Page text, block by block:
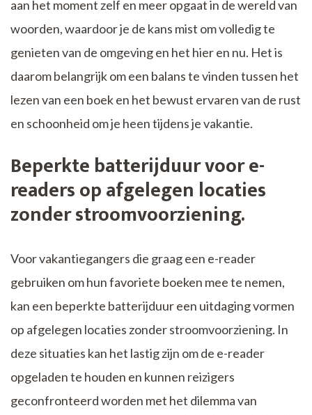
aan het moment zelf en meer opgaat in de wereld van
woorden, waardoor je de kans mist om volledig te
genieten van de omgeving en het hier en nu. Het is
daarom belangrijk om een balans te vinden tussen het
lezen van een boek en het bewust ervaren van de rust
en schoonheid om je heen tijdens je vakantie.
Beperkte batterijduur voor e-
readers op afgelegen locaties
zonder stroomvoorziening.
Voor vakantiegangers die graag een e-reader
gebruiken om hun favoriete boeken mee te nemen,
kan een beperkte batterijduur een uitdaging vormen
op afgelegen locaties zonder stroomvoorziening. In
deze situaties kan het lastig zijn om de e-reader
opgeladen te houden en kunnen reizigers
geconfronteerd worden met het dilemma van